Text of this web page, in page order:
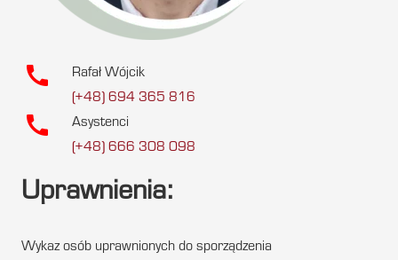
call
Rafał Wójcik
(+48) 694 365 816
call
Asystenci
(+48) 666 308 098
Uprawnienia:
Wykaz osób uprawnionych do sporządzenia